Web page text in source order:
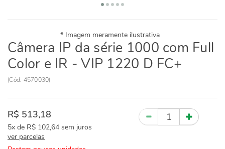
Câmera IP da série 1000 com Full
Color e IR - VIP 1220 D FC+
(Cód. 4570030)
R$ 513,18
5x de R$ 102,64 sem juros
ver parcelas
Quantidade